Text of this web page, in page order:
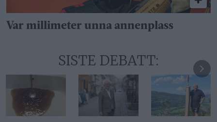
Var millimeter unna annenplass
SISTE DEBATT: